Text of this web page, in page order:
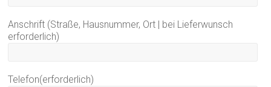
Anschrift (Straße, Hausnummer, Ort | bei Lieferwunsch
erforderlich)
Telefon(erforderlich)